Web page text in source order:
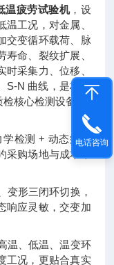
温疲劳试验机，设
工况，对金属、
交变循环载荷、脉
命、裂纹扩展、
采集力、位移、
S-N 曲线，是材料
核心检测设备。
检测 + 动态疲劳
购场地与成本，
变形三闭环切换，
响应灵敏，交变加
温、低温、温变环
工况，更贴合真实
电话咨询